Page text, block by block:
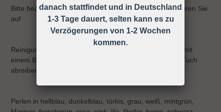
Bitte beachten Sie die Gebrauchsanweisung und bewahren Sie
auf
Reinigung: Sie können die Schnullerkette ganz einfach mit
einem Baby-Feuchttuch oder einem anderen feuchten Tuch
abreiben.
Perlen in hellblau, dunkelblau, türkis, grau, weiß, mintgrün,
danach stattfindet und in Deutschland
1-3 Tage dauert, selten kann es zu
Verzögerungen von 1-2 Wochen
kommen.